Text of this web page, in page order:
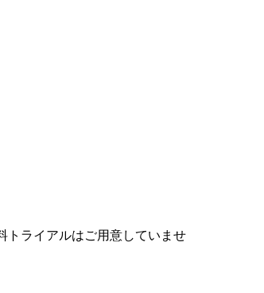
ライアルはご用意していませ